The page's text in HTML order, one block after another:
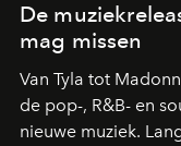
De
mag missen
Van Tyla tot
de pop-, R&B- en
nieuwe muziek.